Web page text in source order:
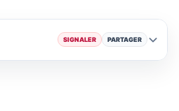
SIGNALER PARTAGER